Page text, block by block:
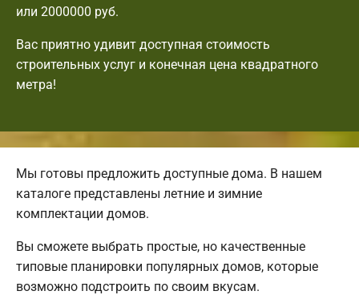
или 2000000 руб.
Вас приятно удивит доступная стоимость
строительных услуг и конечная цена квадратного
метра!
Мы готовы предложить доступные дома. В нашем
каталоге представлены летние и зимние
комплектации домов.
Вы сможете выбрать простые, но качественные
типовые планировки популярных домов, которые
возможно подстроить по своим вкусам.